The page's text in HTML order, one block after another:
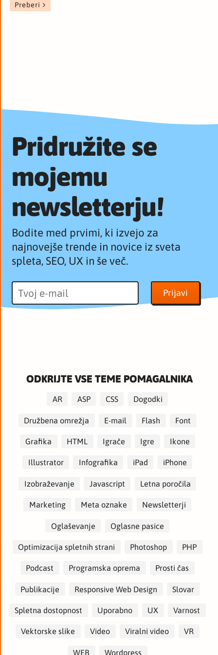
Preberi
Pridružite se
mojemu
newsletterju!
Bodite med prvimi, ki izvejo za
najnovejše trende in novice iz sveta
spleta, SEO, UX in še več.
ODKRIJTE VSE TEME POMAGALNIKA
AR ASP CSS Dogodki
Družbena omrežja E-mail Flash Font
Grafika HTML Igrače Igre Ikone
Illustrator Infografika iPad iPhone
Izobraževanje Javascript Letna poročila
Marketing Meta oznake Newsletterji
Oglaševanje Oglasne pasice
Optimizacija spletnih strani Photoshop PHP
Podcast Programska oprema Prosti čas
Publikacije Responsive Web Design Slovar
Spletna dostopnost Uporabno UX Varnost
Vektorske slike Video Viralni video VR
WEB Wordpress